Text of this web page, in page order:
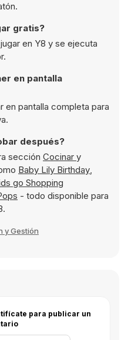
gratis?
en Y8 y se ejecuta
en pantalla
en pantalla completa para
después?
sección Cocinar y
Baby Lily Birthday,
go Shopping
- todo disponible para
y Gestión
para publicar un